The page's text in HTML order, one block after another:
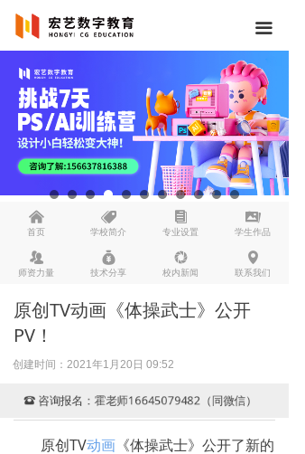
낀
首页
뀄
学校简介
뀴
专业设置
끡
学生作品
뀡
师资力量
낐
技术分享
넆
校内新闻
넹
联系我们
끀
原创TV动画《体操武士》公开
PV！
创建时间： 2021年1月20日 09:52
原创TV动画《体操武士》公开了新的
뀰 咨询报名：霍老师16645079482（同微信）